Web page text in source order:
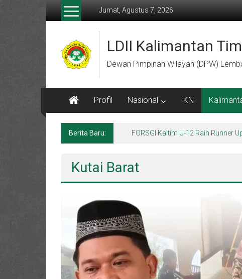
Lompat
Jumat, Agustus 7, 2026
LDII Kalimantan
Dewan Pimpinan Wilayah (DPW)
Profil Nasional IKN
Berita Baru: Menempa Generasi Muda
Kutai Barat